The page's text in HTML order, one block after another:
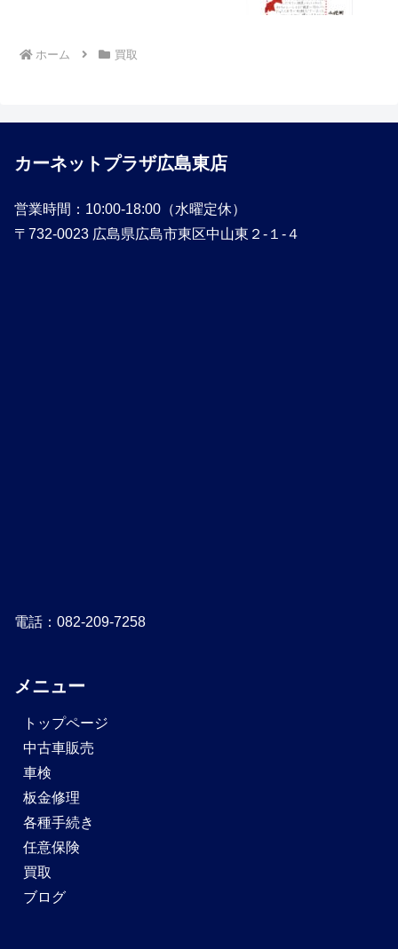
ホーム 買取
カーネットプラザ広島東店
営業時間：10:00-18:00（水曜定休）
〒732-0023 広島県広島市東区中山東２-１-４
電話：082-209-7258
メニュー
トップページ
中古車販売
車検
板金修理
各種手続き
任意保険
買取
ブログ